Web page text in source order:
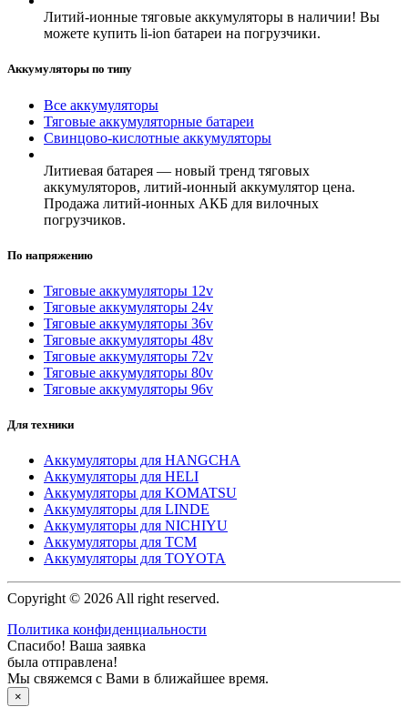
Литий-ионные тяговые аккумуляторы в наличии! Вы
можете купить li-ion батареи на погрузчики.
Аккумуляторы по типу
Все аккумуляторы
Тяговые аккумуляторные батареи
Свинцово-кислотные аккумуляторы
Литиевая батарея — новый тренд тяговых
аккумуляторов, литий-ионный аккумулятор цена.
Продажа литий-ионных АКБ для вилочных
погрузчиков.
По напряжению
Тяговые аккумуляторы 12v
Тяговые аккумуляторы 24v
Тяговые аккумуляторы 36v
Тяговые аккумуляторы 48v
Тяговые аккумуляторы 72v
Тяговые аккумуляторы 80v
Тяговые аккумуляторы 96v
Для техники
Аккумуляторы для HANGCHA
Аккумуляторы для HELI
Аккумуляторы для KOMATSU
Аккумуляторы для LINDE
Аккумуляторы для NICHIYU
Аккумуляторы для TCM
Аккумуляторы для TOYOTA
Copyright © 2026 All right reserved.
Политика конфиденциальности
Спасибо! Ваша заявка
была отправлена!
Мы свяжемся с Вами в ближайшее время.
×